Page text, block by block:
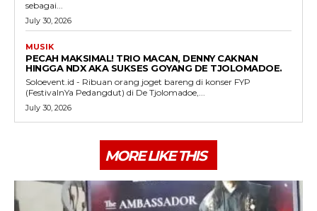
sebagai...
July 30, 2026
MUSIK
PECAH MAKSIMAL! TRIO MACAN, DENNY CAKNAN
HINGGA NDX AKA SUKSES GOYANG DE TJOLOMADOE.
Soloevent.id - Ribuan orang joget bareng di konser FYP
(FestivalnYa Pedangdut) di De Tjolomadoe,...
July 30, 2026
MORE LIKE THIS